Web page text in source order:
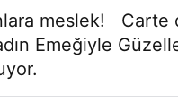
meslek! Carte
Emeğiyle